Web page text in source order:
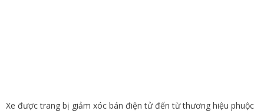
Xe được trang bị giảm xóc bán điện tử đến từ thương hiệu phuộc